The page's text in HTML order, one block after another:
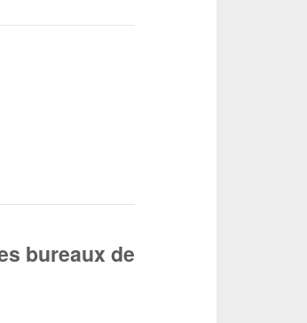
bureaux de